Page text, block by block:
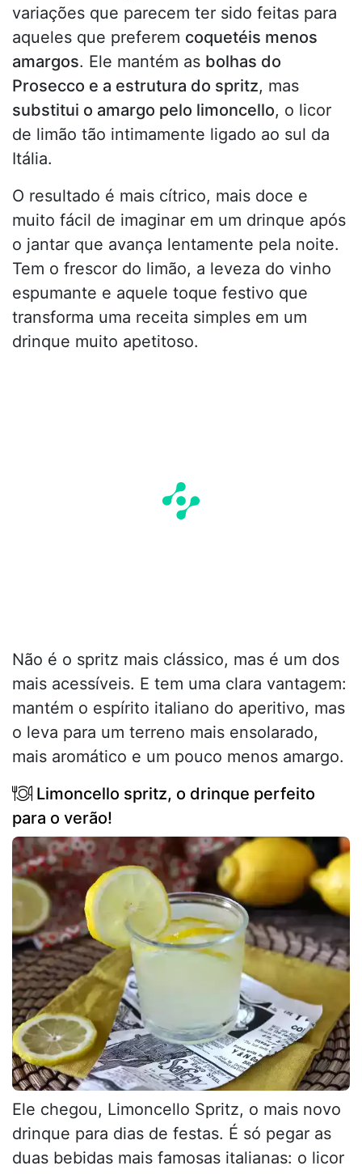
variações que parecem ter sido feitas para
aqueles que preferem coquetéis menos
amargos. Ele mantém as bolhas do
Prosecco e a estrutura do spritz, mas
substitui o amargo pelo limoncello, o licor
de limão tão intimamente ligado ao sul da
Itália.
O resultado é mais cítrico, mais doce e
muito fácil de imaginar em um drinque após
o jantar que avança lentamente pela noite.
Tem o frescor do limão, a leveza do vinho
espumante e aquele toque festivo que
transforma uma receita simples em um
drinque muito apetitoso.
Não é o spritz mais clássico, mas é um dos
mais acessíveis. E tem uma clara vantagem:
mantém o espírito italiano do aperitivo, mas
o leva para um terreno mais ensolarado,
mais aromático e um pouco menos amargo.
Limoncello spritz, o drinque perfeito
para o verão!
Ele chegou, Limoncello Spritz, o mais novo
drinque para dias de festas. É só pegar as
duas bebidas mais famosas italianas: o licor